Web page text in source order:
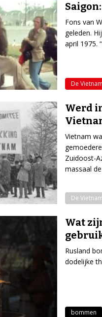
Fons van
geleden.
april 1975.
De
Werd
Vietnam
Zuidoost-
massaal
De
Wat
Rusland
dodelijke
bommen